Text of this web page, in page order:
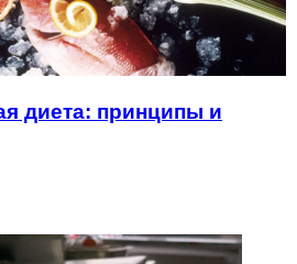
диета: принципы и